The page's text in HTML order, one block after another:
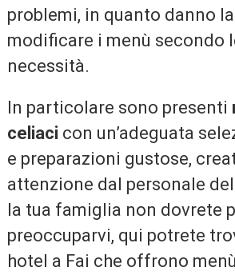
problemi, in quanto danno
modificare i menù secondo
necessità.
In particolare sono presenti
celiaci con un’adeguata
e preparazioni gustose,
attenzione dal personale
la tua famiglia non dovrete
preoccuparvi, qui potrete
hotel a Fai che offrono